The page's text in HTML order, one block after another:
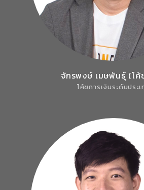
จักรพงษ์ เมษพันธุ์ (โ
โค้ชการเงินระดับประเ